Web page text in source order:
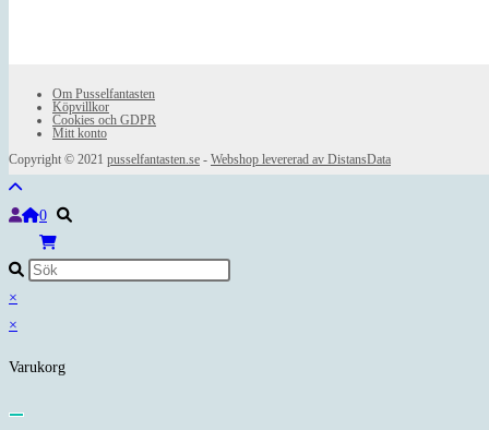
Om Pusselfantasten
Köpvillkor
Cookies och GDPR
Mitt konto
Copyright © 2021 pusselfantasten.se - Webshop levererad av DistansData
0
×
×
Varukorg